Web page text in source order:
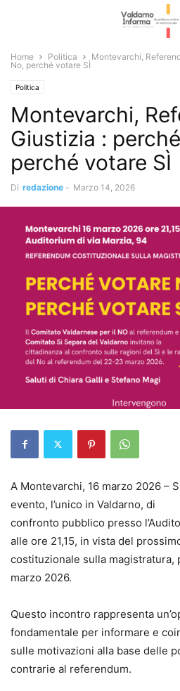
Home Politica
Montevarchi,
No, perché votare SÌ
Politica
Montevarchi,
Giustizia :
perché votare SÌ
Di redazione - Marzo 14, 2026
A Montevarchi, 16 marzo 2026 –
evento, l’unico in Valdarno, di
confronto pubblico presso
alle ore 21,15, in vista del
costituzionale sulla magistratura,
marzo 2026.
Questo incontro rappresenta
fondamentale per informare e
sulle motivazioni alla base delle
contrarie al referendum.